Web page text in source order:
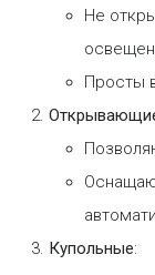
Не
Просты
Купольные: